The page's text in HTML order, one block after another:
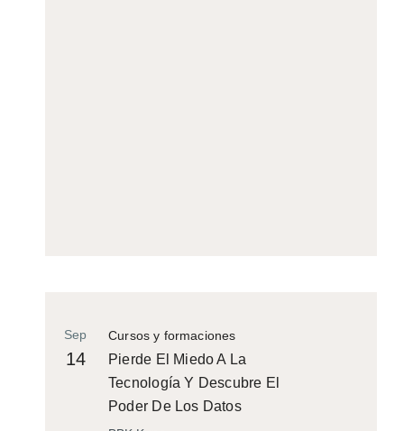
Cursos y formaciones
Sep
14
Pierde El Miedo A La
Tecnología Y Descubre El
Poder De Los Datos